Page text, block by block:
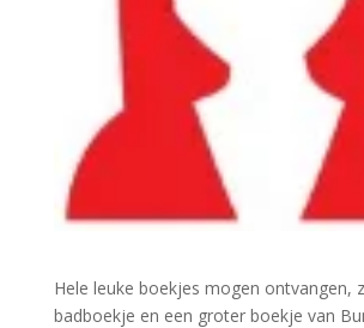
Hele leuke boekjes mogen ontvangen,
badboekje en een groter boekje van